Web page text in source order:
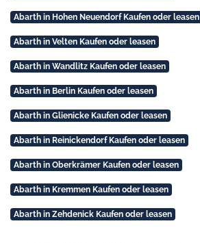
Abarth in Hohen Neuendorf Kaufen oder leasen
Abarth in Velten Kaufen oder leasen
Abarth in Wandlitz Kaufen oder leasen
Abarth in Berlin Kaufen oder leasen
Abarth in Glienicke Kaufen oder leasen
Abarth in Reinickendorf Kaufen oder leasen
Abarth in Oberkrämer Kaufen oder leasen
Abarth in Kremmen Kaufen oder leasen
Abarth in Zehdenick Kaufen oder leasen